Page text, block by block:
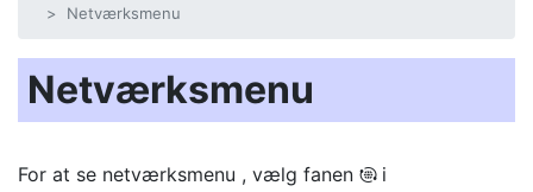
Netværksmenu
Netværksmenu
For at se netværksmenu , vælg fanen F i